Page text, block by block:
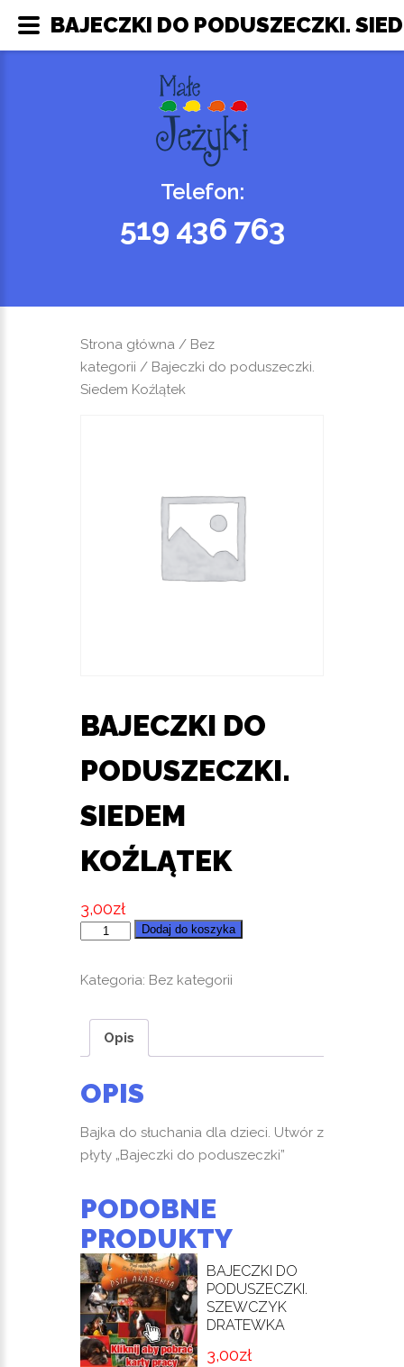
Telefon:
519 436 763
Strona główna / Bez
kategorii / Bajeczki do poduszeczki.
Siedem Koźlątek
BAJECZKI DO
PODUSZECZKI.
SIEDEM
KOŹLĄTEK
3,00zł
ilość
do
Siedem
Koźlątek
Dodaj do koszyka
Kategoria: Bez kategorii
Opis
OPIS
Bajka do słuchania dla dzieci. Utwór z
płyty „Bajeczki do poduszeczki”
PODOBNE
PRODUKTY
BAJECZKI DO
PODUSZECZKI.
SZEWCZYK
DRATEWKA
3,00zł
BAJECZKI DO PODUSZECZKI.